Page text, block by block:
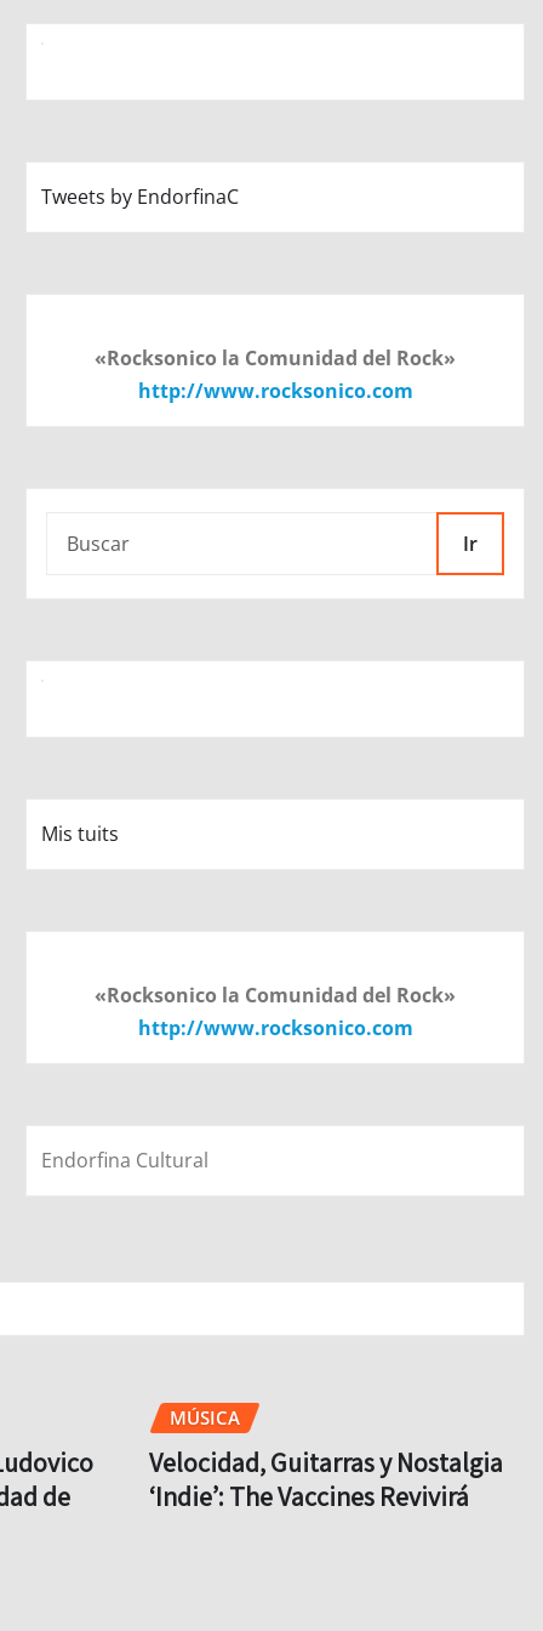
Tweets by EndorfinaC
«Rocksonico la Comunidad del Rock»
http://www.rocksonico.com
Ir
Mis tuits
«Rocksonico la Comunidad del Rock»
http://www.rocksonico.com
Endorfina Cultural
de
MÚSICA
Velocidad, Guitarras y Nostalgia
‘Indie’: The Vaccines Revivirá